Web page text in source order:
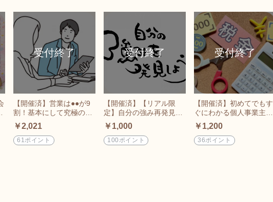
【開催済】営業は●●が9
割！基本にして究極の営
業術セミナー
￥2,021
61ポイント
【開催済】【リアル限
定】自分の強み再発見！
質問に答えるだけで自身
の強みを見つけ出す体験
プログラム
￥1,000
100ポイント
【開催済】初めてでもす
ぐにわかる個人事業主の
税金セミナー
￥1,200
36ポイント